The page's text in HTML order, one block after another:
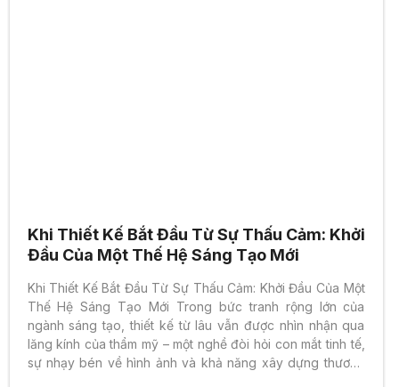
Khi Thiết Kế Bắt Đầu Từ Sự Thấu Cảm: Khởi
Đầu Của Một Thế Hệ Sáng Tạo Mới
Khi Thiết Kế Bắt Đầu Từ Sự Thấu Cảm: Khởi Đầu Của Một
Thế Hệ Sáng Tạo Mới Trong bức tranh rộng lớn của
ngành sáng tạo, thiết kế từ lâu vẫn được nhìn nhận qua
lăng kính của thẩm mỹ – một nghề đòi hỏi con mắt tinh tế,
sự nhạy bén về hình ảnh và khả năng xây dựng thương